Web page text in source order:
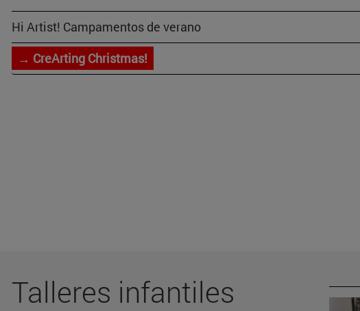
Hi Artist! Campamentos de verano
→ CreArting Christmas!
Talleres infantiles